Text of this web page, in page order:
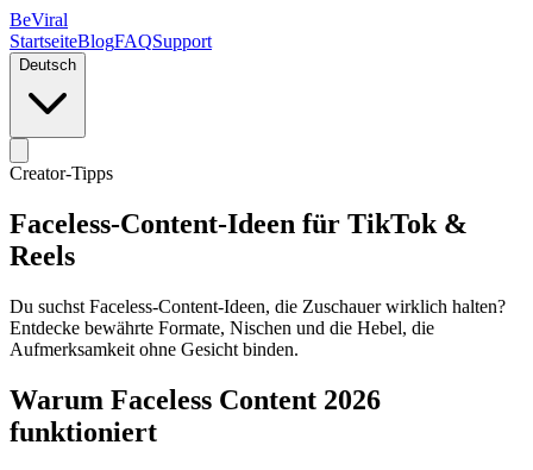
BeViral
StartseiteBlogFAQSupport
Deutsch
Creator-Tipps
Faceless-Content-Ideen für TikTok &
Reels
Du suchst Faceless-Content-Ideen, die Zuschauer wirklich halten?
Entdecke bewährte Formate, Nischen und die Hebel, die
Aufmerksamkeit ohne Gesicht binden.
Warum Faceless Content 2026
funktioniert